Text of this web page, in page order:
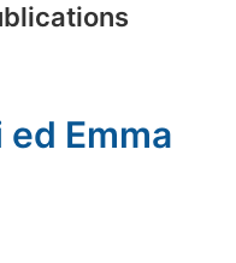
Emma